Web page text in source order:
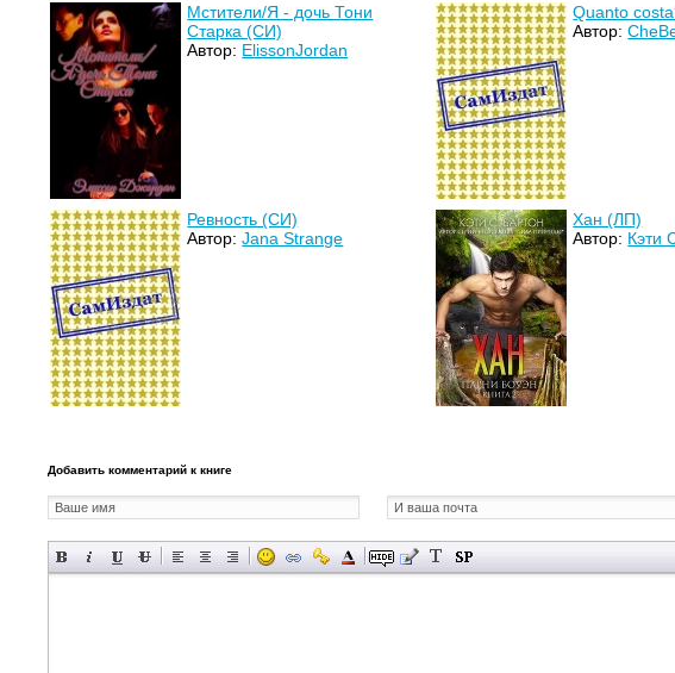
Мстители/Я - дочь Тони
Старка (СИ)
Автор: ElissonJordan
Quanto
Автор:
Ревность (СИ)
Автор:Jana Strange
Хан (ЛП)
Автор: Кэти
Добавить комментарий к книге